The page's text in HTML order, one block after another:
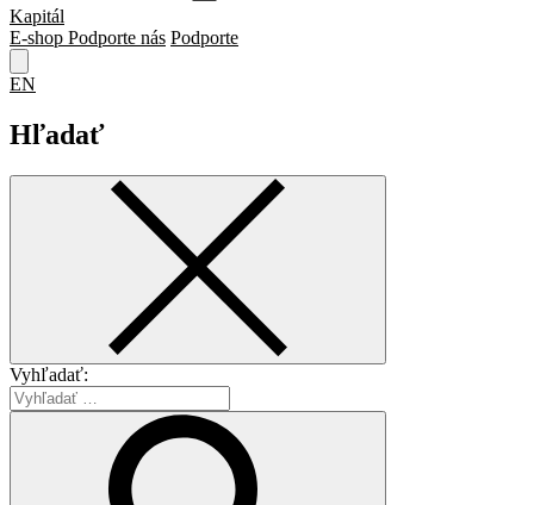
Kapitál
E-shop Podporte nás Podporte
EN
Hľadať
Vyhľadať: